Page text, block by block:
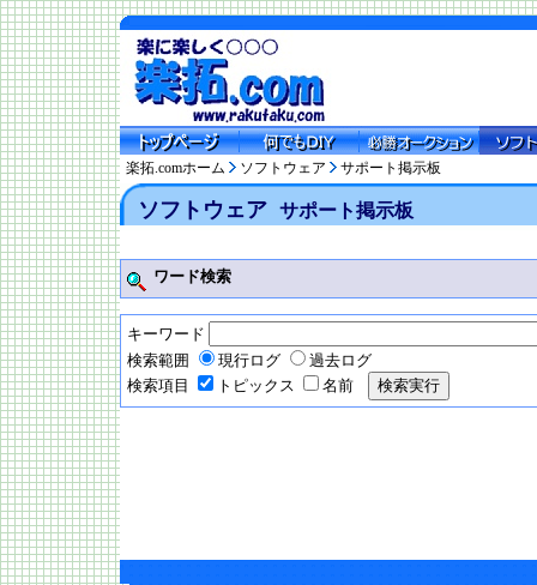
楽拓.comホーム ソフトウェア サポート掲示板
ソフトウェア サポート掲示板
ワード検索
キーワード
検索範囲
現行ログ
過去ログ
検索項目
トピックス 名前